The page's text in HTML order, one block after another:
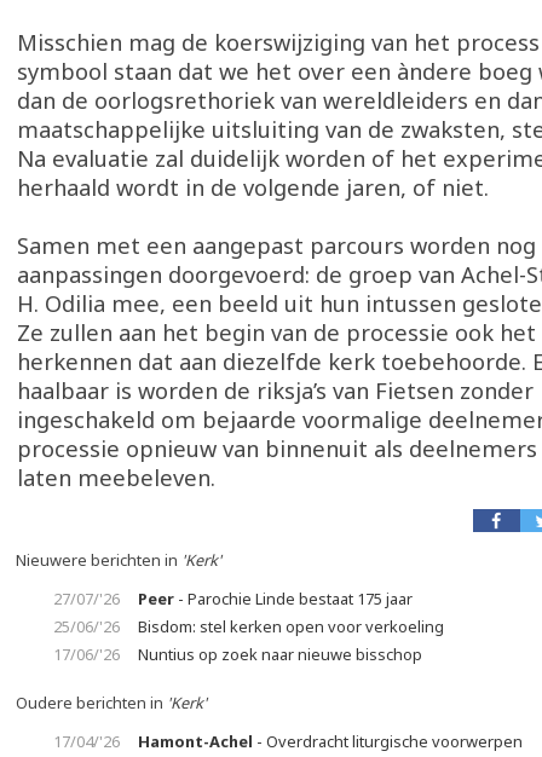
Misschien mag de koerswijziging van het
symbool staan dat we het over een àndere boeg
dan de oorlogsrethoriek van wereldleiders en
maatschappelijke uitsluiting van de zwaksten,
Na evaluatie zal duidelijk worden of het
herhaald wordt in de volgende jaren, of niet.
Samen met een aangepast parcours worden
aanpassingen doorgevoerd: de groep van Achel-
H. Odilia mee, een beeld uit hun intussen
Ze zullen aan het begin van de processie ook
herkennen dat aan diezelfde kerk toebehoorde.
haalbaar is worden de riksja’s van Fietsen
ingeschakeld om bejaarde voormalige
processie opnieuw van binnenuit als
laten meebeleven.
Nieuwere berichten in 'Kerk'
27/07/'26
Peer - Parochie Linde bestaat 175 jaar
25/06/'26
Bisdom: stel kerken open voor verkoeling
17/06/'26
Nuntius op zoek naar nieuwe bisschop
Oudere berichten in 'Kerk'
17/04/'26
Hamont-Achel - Overdracht liturgische voorwerpen